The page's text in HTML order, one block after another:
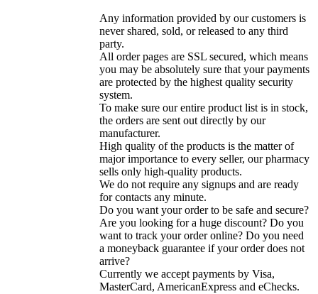
Any information provided by our customers is
never shared, sold, or released to any third
party.
All order pages are SSL secured, which means
you may be absolutely sure that your payments
are protected by the highest quality security
system.
To make sure our entire product list is in stock,
the orders are sent out directly by our
manufacturer.
High quality of the products is the matter of
major importance to every seller, our pharmacy
sells only high-quality products.
We do not require any signups and are ready
for contacts any minute.
Do you want your order to be safe and secure?
Are you looking for a huge discount? Do you
want to track your order online? Do you need
a moneyback guarantee if your order does not
arrive?
Currently we accept payments by Visa,
MasterCard, AmericanExpress and eChecks.